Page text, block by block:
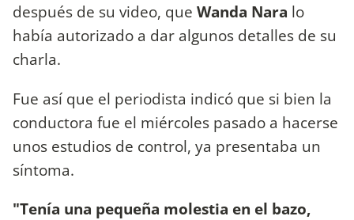
después de su video, que Wanda Nara lo
había autorizado a dar algunos detalles de su
charla.
Fue así que el periodista indicó que si bien la
conductora fue el miércoles pasado a hacerse
unos estudios de control, ya presentaba un
síntoma.
"Tenía una pequeña molestia en el bazo,